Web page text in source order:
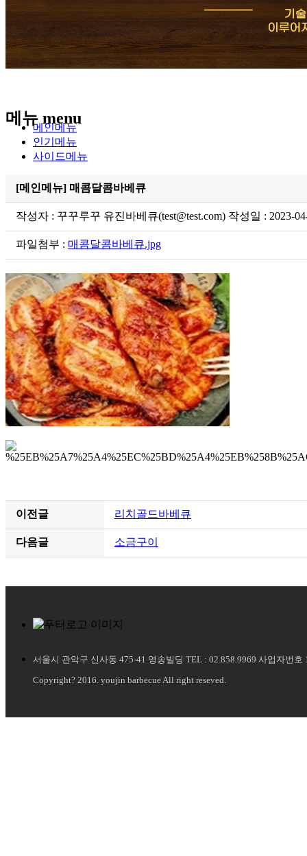
메뉴 menu
메인메뉴
인기메뉴
사이드메뉴
[메인메뉴] 매콤달콤바베큐
작성자 : 꾸꾸루꾸 유진바베큐(test@test.com) 작성일 : 2023-
파일첨부 : 매콤달콤바베큐.jpg
이전글 리치골드바베큐
다음글 소금구이
서울시 관악구 신사동 475-41 영송빌딩 TEL : 02.858.9969 사업자번호
Copyright? 2016. youjin barbecue All right reseved.